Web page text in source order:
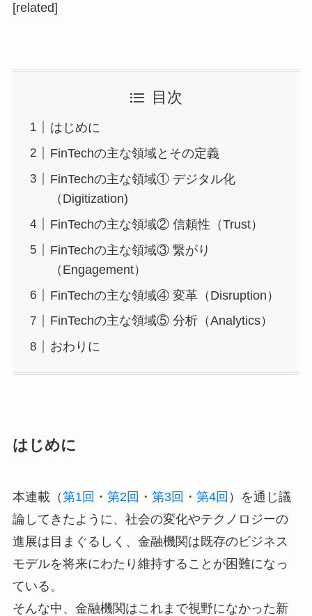
[related]
目次
はじめに
FinTechの主な領域とその定義
FinTechの主な領域① デジタル化
（Digitization)
FinTechの主な領域② 信頼性（Trust）
FinTechの主な領域③ 繋がり
（Engagement）
FinTechの主な領域④ 変革（Disruption）
FinTechの主な領域⑤ 分析（Analytics）
おわりに
はじめに
本連載（第1回 ・ 第2回 ・ 第3回 ・ 第4回 ）を通じ議
論してきたように、社会の変化やテクノロジーの
進展は目まぐるしく、金融機関は既存のビジネス
モデルを将来にわたり維持することが困難になっ
ている。
そんな中、金融機関はこれまで視野になかった新